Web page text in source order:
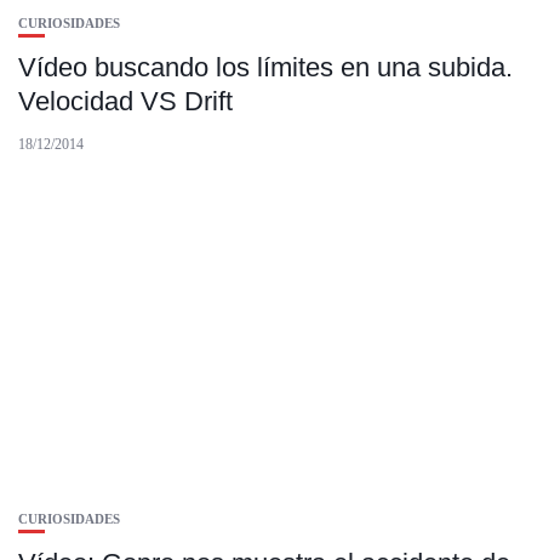
CURIOSIDADES
Vídeo buscando los límites en una subida.
Velocidad VS Drift
18/12/2014
CURIOSIDADES